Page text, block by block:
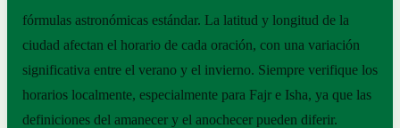
fórmulas astronómicas estándar. La latitud y longitud de la
ciudad afectan el horario de cada oración, con una variación
significativa entre el verano y el invierno. Siempre verifique los
horarios localmente, especialmente para Fajr e Isha, ya que las
definiciones del amanecer y el anochecer pueden diferir.